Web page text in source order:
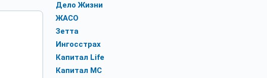
Дело Жизни
ЖАСО
Зетта
Ингосстрах
Капитал Life
Капитал МС